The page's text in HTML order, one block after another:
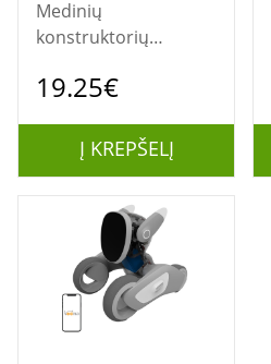
Medinių
konstruktorių
išradėjų laboratorija",
modelių
19.25€
Į KREPŠELĮ